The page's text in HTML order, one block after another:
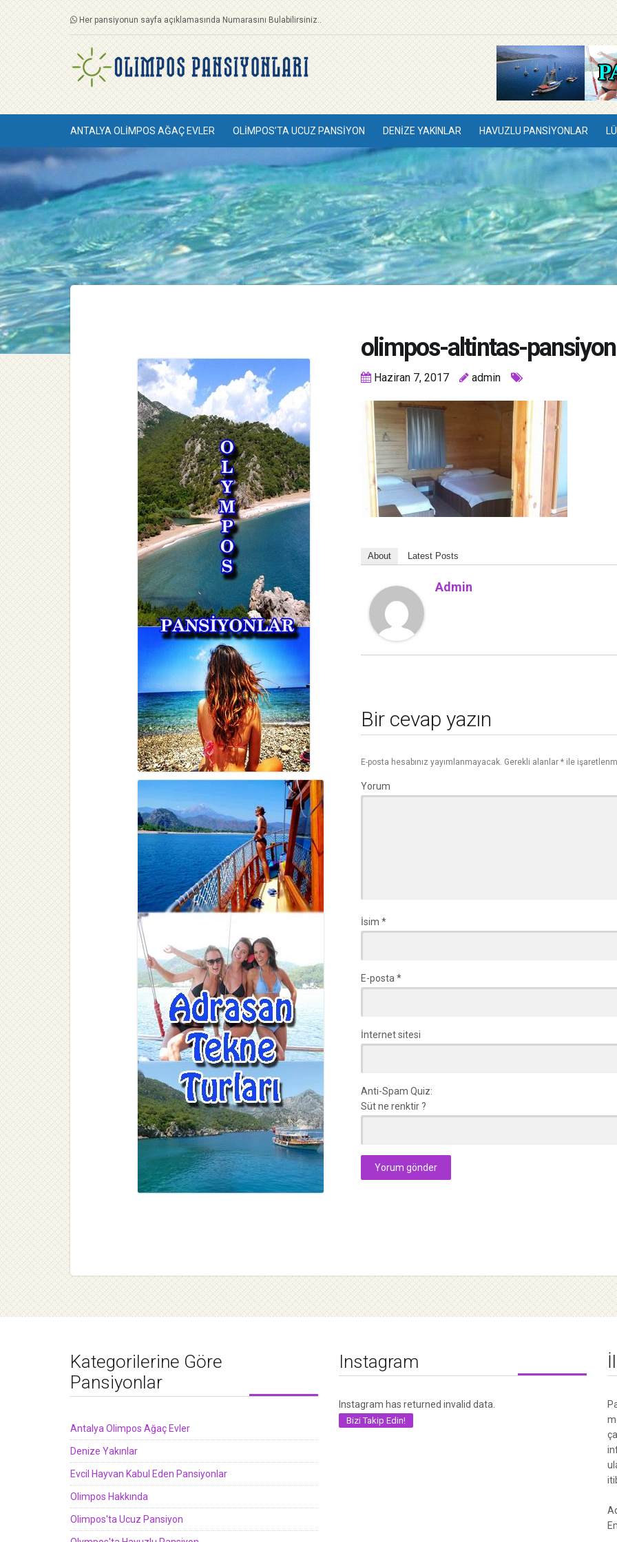
Her pansiyonun sayfa açıklamasında Numarasını Bulabilirsiniz..
ANTALYA OLIMPOS AĞAÇ EVLER OLIMPOS’TA UCUZ PANSIYON DENIZE YAKINLAR HAVUZLU PANSIYONLAR
olimpos-altintas-
Haziran 7, 2017 admin
About Latest Posts
Admin
Bir cevap yazın
E-posta hesabınız yayımlanmayacak. Gerekli alanlar* ile
Yorum
İsim*
E-posta*
İnternet sitesi
Anti-Spam Quiz:
Süt ne renktir ?
Kategorilerine Göre
Pansiyonlar
Antalya Olimpos Ağaç Evler
Denize Yakınlar
Evcil Hayvan Kabul Eden Pansiyonlar
Olimpos Hakkında
Olimpos'ta Ucuz Pansiyon
Instagram
Instagram has returned invalid data.
Bizi Takip Edin!